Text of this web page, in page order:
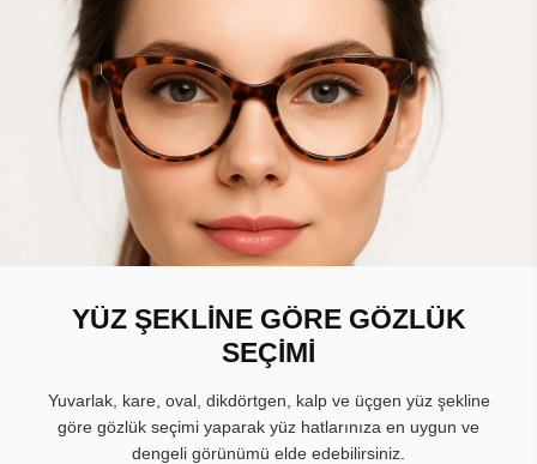
YÜZ ŞEKLİNE GÖRE GÖZLÜK
SEÇİMİ
Yuvarlak, kare, oval, dikdörtgen, kalp ve üçgen yüz şekline
göre gözlük seçimi yaparak yüz hatlarınıza en uygun ve
dengeli görünümü elde edebilirsiniz.